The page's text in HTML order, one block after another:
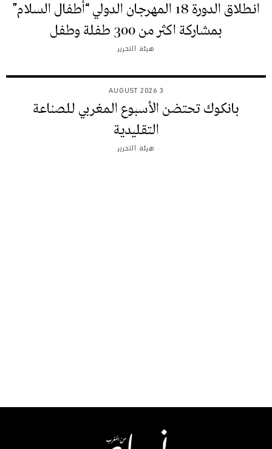
انطلاق الدورة 18 المهرجان الدولي “أطفال السلام”
بمشاركة اكثر من 300 طفلة وطفل
هيئة التحرير
3 AUGUST 2026
بانكوك تحتضن الأسبوع المغربي للصناعة
التقليدية
هيئة التحرير